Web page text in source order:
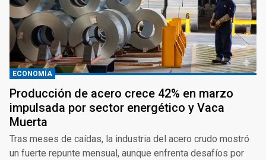
ECONOMÍA
Producción de acero crece 42% en marzo
impulsada por sector energético y Vaca
Muerta
Tras meses de caídas, la industria del acero crudo mostró
un fuerte repunte mensual, aunque enfrenta desafíos por